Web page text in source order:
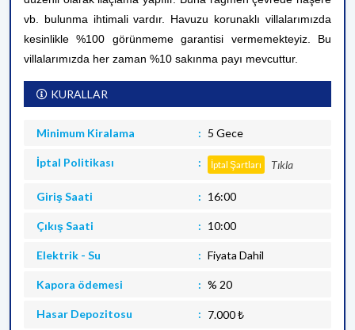
vb. bulunma ihtimali vardır. Havuzu korunaklı villalarımızda
kesinlikle %100 görünmeme garantisi vermemekteyiz. Bu
villalarımızda her zaman %10 sakınma payı mevcuttur.
KURALLAR
Minimum Kiralama 5 Gece
İptal Politikası İptal Şartları Tıkla
Giriş Saati 16:00
Çıkış Saati 10:00
Elektrik - Su Fiyata Dahil
Kapora ödemesi % 20
Hasar Depozitosu 7.000 ₺